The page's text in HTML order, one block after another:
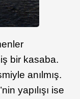
bir kasaba.
anılmış.
yapılışı ise